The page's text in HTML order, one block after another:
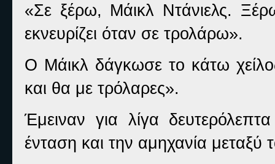
«Σε ξέρω, Μάικλ Ντάνιελς.
εκνευρίζει όταν σε τρολάρω».
Ο Μάικλ δάγκωσε το κάτω
και θα με τρόλαρες».
Έμειναν για λίγα
ένταση και την αμηχανία μεταξύ